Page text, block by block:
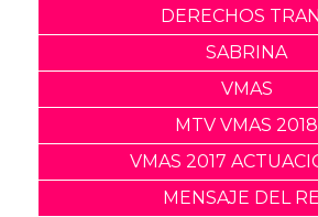
DERECHOS
SABRINA
VMAS
MTV VMAS 2018
VMAS 2017
MENSAJE DEL